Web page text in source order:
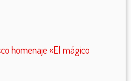
homenaje «El mágico